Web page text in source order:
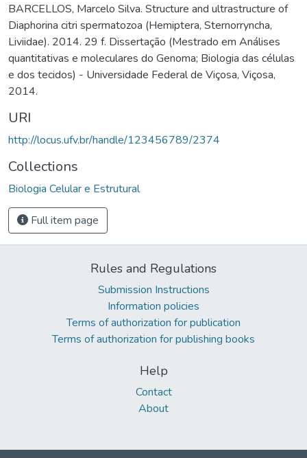
BARCELLOS, Marcelo Silva. Structure and ultrastructure of
Diaphorina citri spermatozoa (Hemiptera, Sternorryncha,
Liviidae). 2014. 29 f. Dissertação (Mestrado em Análises
quantitativas e moleculares do Genoma; Biologia das células
e dos tecidos) - Universidade Federal de Viçosa, Viçosa,
2014.
URI
http://locus.ufv.br/handle/123456789/2374
Collections
Biologia Celular e Estrutural
Full item page
Rules and Regulations
Submission Instructions
Information policies
Terms of authorization for publication
Terms of authorization for publishing books
Help
Contact
About